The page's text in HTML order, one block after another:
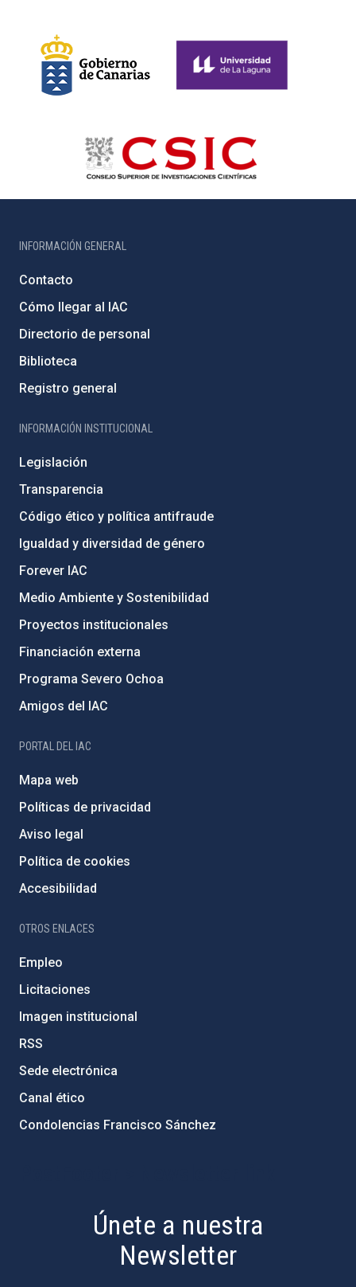
INFORMACIÓN GENERAL
Contacto
Cómo llegar al IAC
Directorio de personal
Biblioteca
Registro general
INFORMACIÓN INSTITUCIONAL
Legislación
Transparencia
Código ético y política antifraude
Igualdad y diversidad de género
Forever IAC
Medio Ambiente y Sostenibilidad
Proyectos institucionales
Financiación externa
Programa Severo Ochoa
Amigos del IAC
PORTAL DEL IAC
Mapa web
Políticas de privacidad
Aviso legal
Política de cookies
Accesibilidad
OTROS ENLACES
Empleo
Licitaciones
Imagen institucional
RSS
Sede electrónica
Canal ético
Condolencias Francisco Sánchez
Únete a nuestra
Newsletter